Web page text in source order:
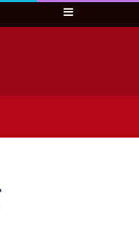
Sidebar